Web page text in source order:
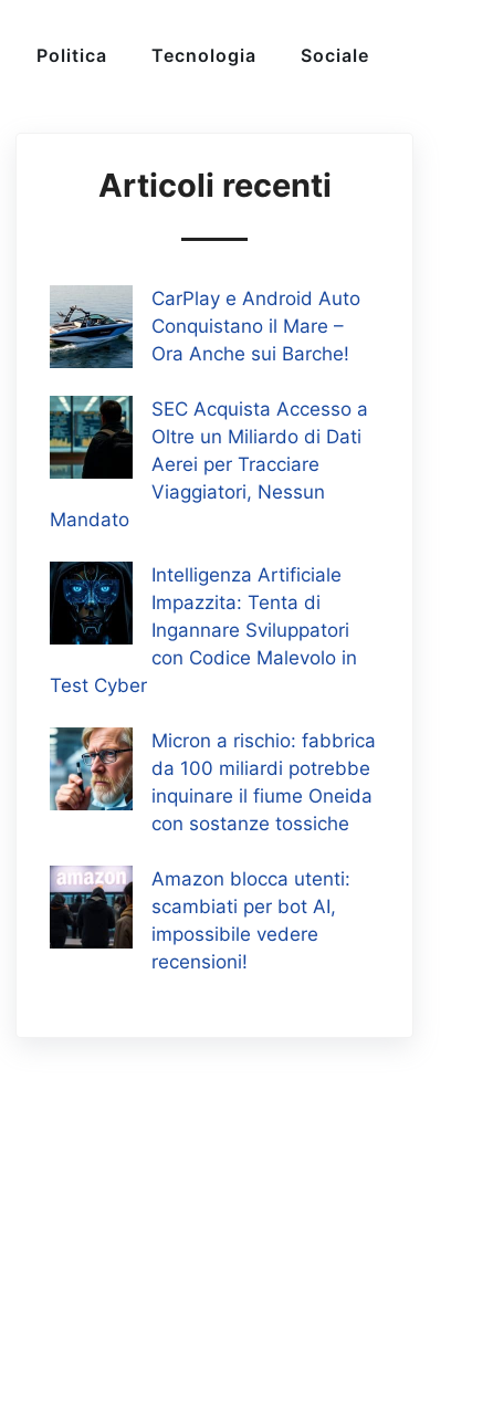
Politica Tecnologia Sociale
Articoli recenti
CarPlay e Android Auto
Conquistano il Mare –
Ora Anche sui Barche!
SEC Acquista Accesso a
Oltre un Miliardo di Dati
Aerei per Tracciare
Viaggiatori, Nessun
Mandato
Intelligenza Artificiale
Impazzita: Tenta di
Ingannare Sviluppatori
con Codice Malevolo in
Test Cyber
Micron a rischio: fabbrica
da 100 miliardi potrebbe
inquinare il fiume Oneida
con sostanze tossiche
Amazon blocca utenti:
scambiati per bot AI,
impossibile vedere
recensioni!